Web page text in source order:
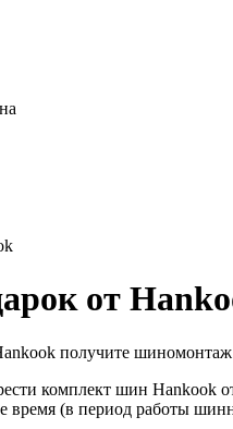
от
получите шиномонтаж
комплект шин Hankook
время (в период работы